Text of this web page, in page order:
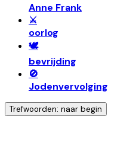
Anne Frank
⚔️
oorlog
🕊️
bevrijding
🚫
Jodenvervolging
Trefwoorden: naar begin